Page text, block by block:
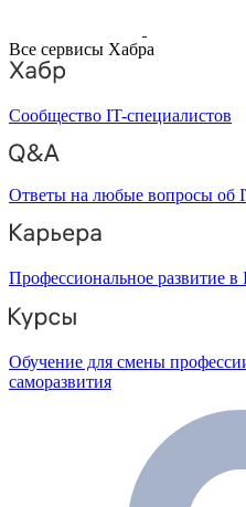
Все сервисы Хабра
Сообщество IT-специалистов
Ответы на любые вопросы об
Профессиональное развитие в
Обучение для смены
саморазвития